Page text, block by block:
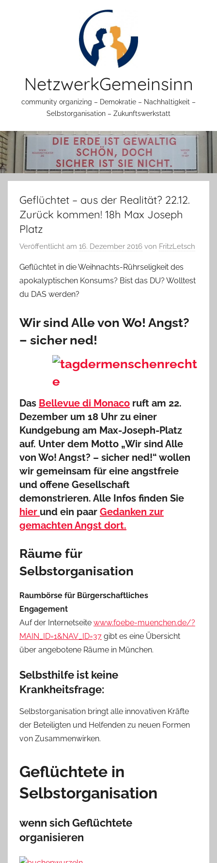
NetzwerkGemeinsinn
community organizing – Demokratie – Nachhaltigkeit –
Selbstorganisation – Zukunftswerkstatt
Geflüchtet – aus der Realität? 22.12.
Zurück kommen! 18h Max Joseph
Platz
Veröffentlicht am 16. Dezember 2016 von FritzLetsch
Geflüchtet in die Weihnachts-Rührseligkeit des
apokalyptischen Konsums? Bist das DU? Wolltest
du DAS werden?
Wir sind Alle von Wo! Angst?
– sicher ned!
Das Bellevue di Monaco ruft am 22.
Dezember um 18 Uhr zu einer
Kundgebung am Max-Joseph-Platz
auf. Unter dem Motto „Wir sind Alle
von Wo! Angst? – sicher ned!“ wollen
wir gemeinsam für eine angstfreie
und offene Gesellschaft
demonstrieren. Alle Infos finden Sie
hier und ein paar Gedanken zur
gemachten Angst dort.
Räume für
Selbstorganisation
Raumbörse für Bürgerschaftliches
Engagement
Auf der Internetseite www.foebe-muenchen.de/?
MAIN_ID=1&NAV_ID=37 gibt es eine Übersicht
über angebotene Räume in München.
Selbsthilfe ist keine
Krankheitsfrage:
Selbstorganisation bringt alle innovativen Kräfte
der Beteiligten und Helfenden zu neuen Formen
von Zusammenwirken.
Geflüchtete in
Selbstorganisation
wenn sich Geflüchtete
organisieren